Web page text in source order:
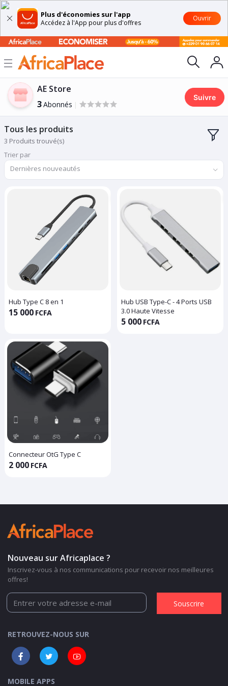
Plus d'économies sur l'app
Accédez à l'App pour plus d'offres
Ouvrir
AE Store
3Abonnés |
Suivre
Tous les produits
3 Produits trouvé(s)
Trier par
Dernières nouveautés
Hub Type C 8 en 1
15 000 FCFA
Hub USB Type-C - 4 Ports USB
3.0 Haute Vitesse
5 000 FCFA
Connecteur OtG Type C
2 000 FCFA
Nouveau sur Africaplace ?
Inscrivez-vous à nos communications pour recevoir nos meilleures
offres!
Souscrire
RETROUVEZ-NOUS SUR
MOBILE APPS